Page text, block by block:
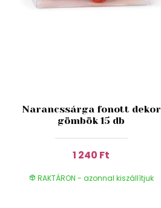
Narancssárga fonott dekor
gömbök 15 db
1 240 Ft
RAKTÁRON - azonnal kiszállítjuk